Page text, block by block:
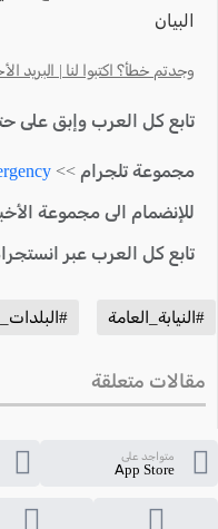
البيان
وجدتم خطأ؟ اكتبوا لنا | البريد
تابع كل العرب وإبق على
مجموعة تلجرام >>
للإنضمام الى مجموعة
تابع كل العرب عبر
#النيابة_العامة
مقالات متعلقة
متواجد على
App Store